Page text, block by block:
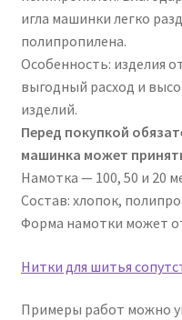
игла машинки легко
полипропилена.
Особенность: изделия
выгодный расход и
изделий.
Перед покупкой
машинка может
Намотка — 100, 50 и 20
Состав: хлопок,
Форма намотки может
Нитки для шитья
Примеры работ можно